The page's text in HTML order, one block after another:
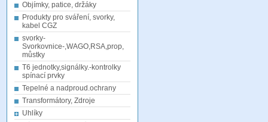
Objímky, patice, držáky
Produkty pro sváření, svorky,
kabel CGZ
svorky-
Svorkovnice-,WAGO,RSA,prop,
můstky
T6 jednotky,signálky.-kontrolky
spínací prvky
Tepelné a nadproud.ochrany
Transformátory, Zdroje
Uhlíky